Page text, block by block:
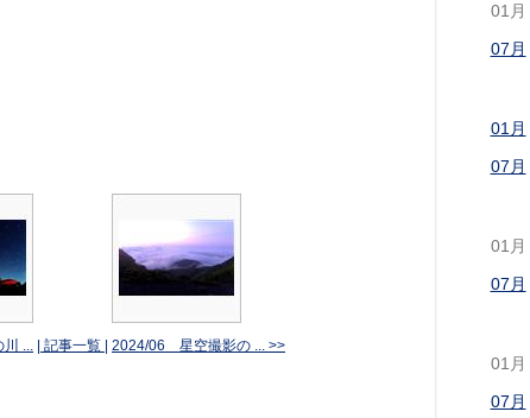
... | 記事一覧 | 2024/06 星空撮影の ... >>
01月
07月
01月
07月
01月
07月
01月
07月